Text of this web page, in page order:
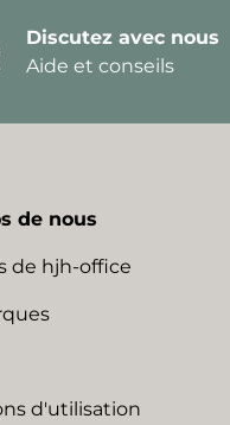
Discutez avec nous
Aide et conseils
de nous
de hjh-office
d'utilisation